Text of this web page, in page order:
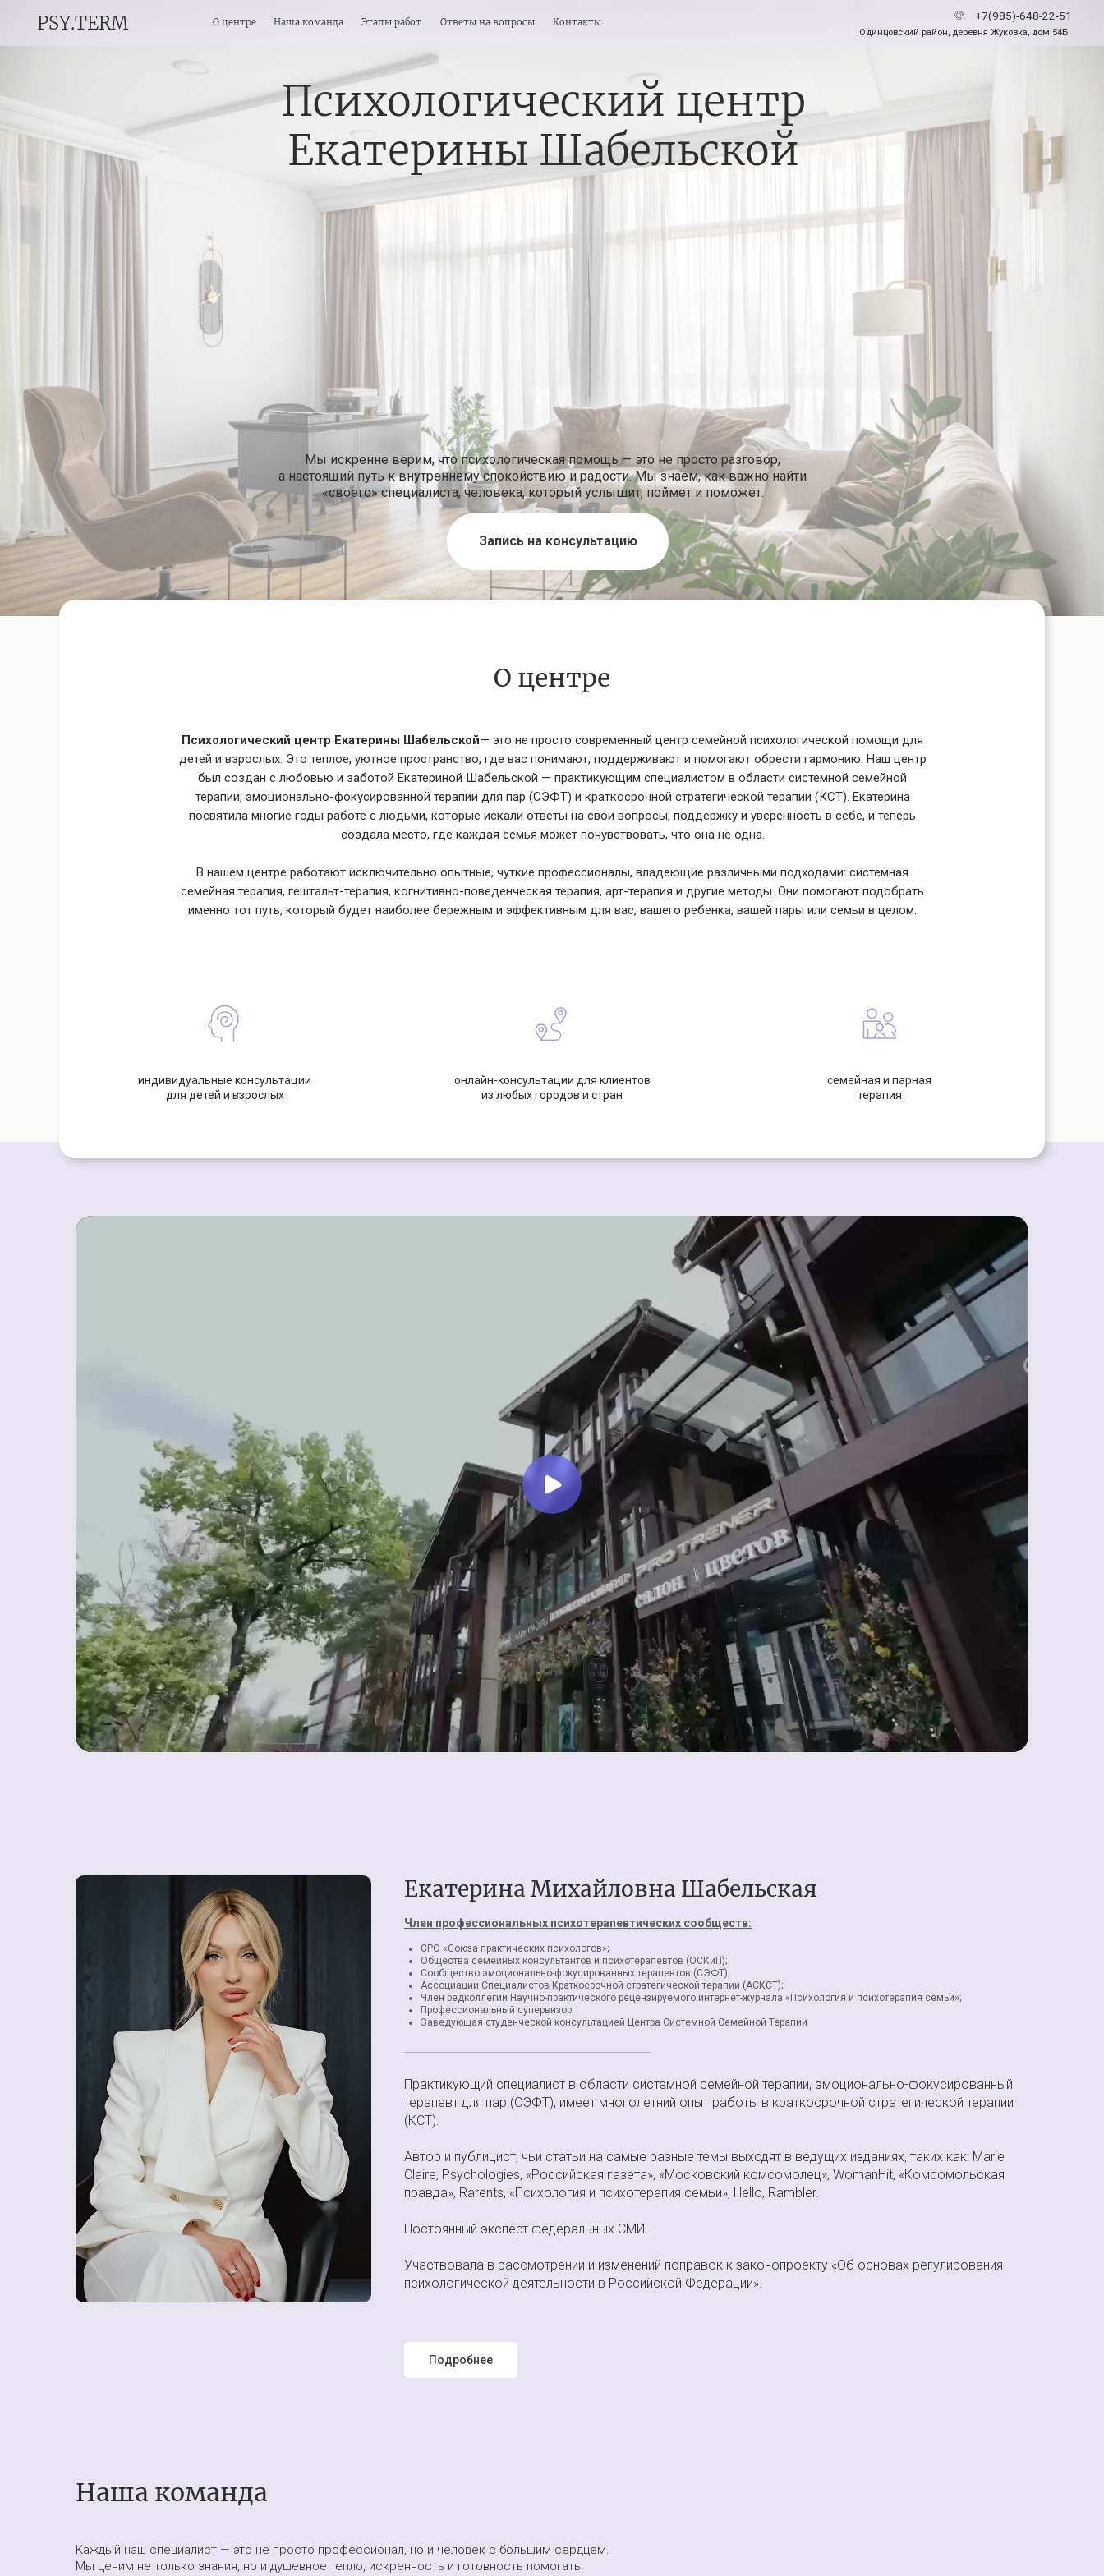
PSY.TERM О центре Наша команда Этапы работ Ответы на вопросы Контакты +7(985)-648-22-51
Одинцовский район, деревня Жуковка, дом 54Б
Психологический центр
Екатерины Шабельской
Мы искренне верим, что психологическая помощь — это не просто разговор,
а настоящий путь к внутреннему спокойствию и радости. Мы знаем, как важно найти
«своего» специалиста, человека, который услышит, поймет и поможет.
Запись на консультацию
семейная и парная
терапия
онлайн-консультации для клиентов
из любых городов и стран
индивидуальные консультации
для детей и взрослых
Психологический центр Екатерины Шабельской— это не просто современный центр семейной психологической помощи для
детей и взрослых. Это теплое, уютное пространство, где вас понимают, поддерживают и помогают обрести гармонию. Наш центр
был создан с любовью и заботой Екатериной Шабельской — практикующим специалистом в области системной семейной
терапии, эмоционально-фокусированной терапии для пар (СЭФТ) и краткосрочной стратегической терапии (КСТ). Екатерина
посвятила многие годы работе с людьми, которые искали ответы на свои вопросы, поддержку и уверенность в себе, и теперь
создала место, где каждая семья может почувствовать, что она не одна.
В нашем центре работают исключительно опытные, чуткие профессионалы, владеющие различными подходами: системная
семейная терапия, гештальт-терапия, когнитивно-поведенческая терапия, арт-терапия и другие методы. Они помогают подобрать
именно тот путь, который будет наиболее бережным и эффективным для вас, вашего ребенка, вашей пары или семьи в целом.
О центре
Екатерина Михайловна Шабельская
Член профессиональных психотерапевтических сообществ:
СРО «Союза практических психологов»;
Общества семейных консультантов и психотерапевтов (ОСКиП);
Сообщество эмоционально-фокусированных терапевтов (СЭФТ);
Ассоциации Специалистов Краткосрочной стратегической терапии (АСКСТ);
Член редколлегии Научно-практического рецензируемого интернет-журнала «Психология и психотерапия семьи»;
Профессиональный супервизор;
Заведующая студенческой консультацией Центра Системной Семейной Терапии
Практикующий специалист в области системной семейной терапии, эмоционально-фокусированный
терапевт для пар (СЭФТ), имеет многолетний опыт работы в краткосрочной стратегической терапии
(КСТ).
Автор и публицист, чьи статьи на самые разные темы выходят в ведущих изданиях, таких как: Marie
Claire, Psychologies, «Российская газета», «Московский комсомолец», WomanHit, «Комсомольская
правда», Rarents, «Психология и психотерапия семьи», Hello, Rambler.
Постоянный эксперт федеральных СМИ.
Участвовала в рассмотрении и изменений поправок к законопроекту «Об основах регулирования
психологической деятельности в Российской Федерации».
Подробнее
Наша команда
Каждый наш специалист — это не просто профессионал, но и человек с большим сердцем.
Мы ценим не только знания, но и душевное тепло, искренность и готовность помогать.